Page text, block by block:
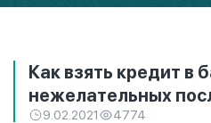
Как взять кредит в
нежелательных
9.02.2021 4774